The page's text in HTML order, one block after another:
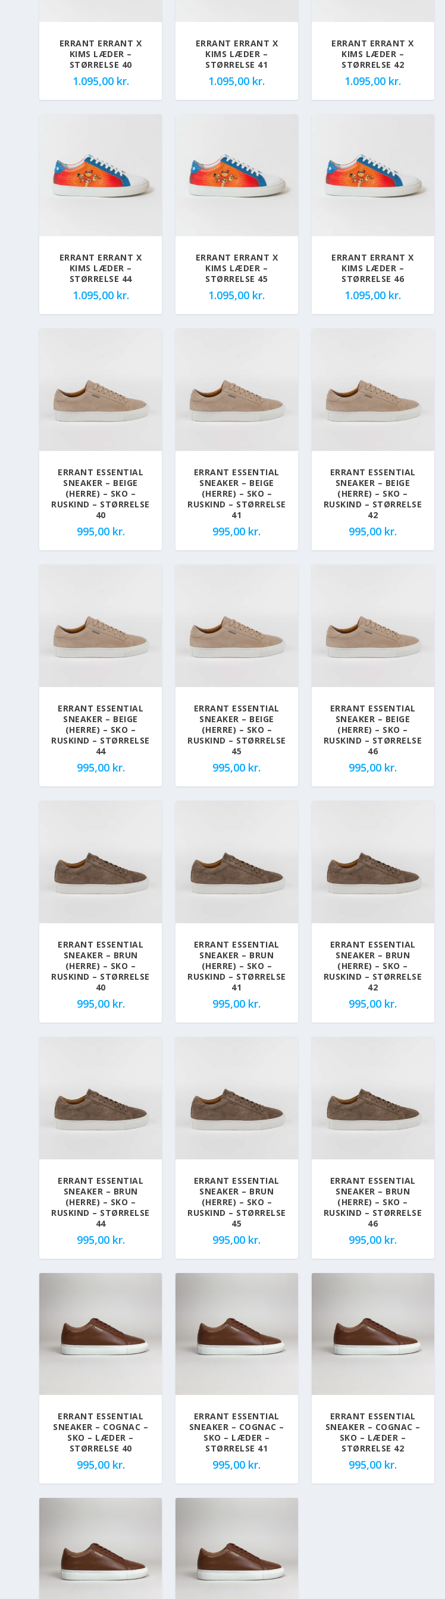
ERRANT ERRANT X
KIMS LÆDER –
STØRRELSE 40
1.095,00 kr.
ERRANT ERRANT X
KIMS LÆDER –
STØRRELSE 41
1.095,00 kr.
ERRANT ERRANT X
KIMS LÆDER –
STØRRELSE 42
1.095,00 kr.
ERRANT ERRANT X
KIMS LÆDER –
STØRRELSE 44
1.095,00 kr.
ERRANT ERRANT X
KIMS LÆDER –
STØRRELSE 45
1.095,00 kr.
ERRANT ERRANT X
KIMS LÆDER –
STØRRELSE 46
1.095,00 kr.
ERRANT ESSENTIAL
SNEAKER – BEIGE
(HERRE) – SKO –
RUSKIND – STØRRELSE
40
995,00 kr.
ERRANT ESSENTIAL
SNEAKER – BEIGE
(HERRE) – SKO –
RUSKIND – STØRRELSE
41
995,00 kr.
ERRANT ESSENTIAL
SNEAKER – BEIGE
(HERRE) – SKO –
RUSKIND – STØRRELSE
42
995,00 kr.
ERRANT ESSENTIAL
SNEAKER – BEIGE
(HERRE) – SKO –
RUSKIND – STØRRELSE
44
995,00 kr.
ERRANT ESSENTIAL
SNEAKER – BEIGE
(HERRE) – SKO –
RUSKIND – STØRRELSE
45
995,00 kr.
ERRANT ESSENTIAL
SNEAKER – BEIGE
(HERRE) – SKO –
RUSKIND – STØRRELSE
46
995,00 kr.
ERRANT ESSENTIAL
SNEAKER – BRUN
(HERRE) – SKO –
RUSKIND – STØRRELSE
40
995,00 kr.
ERRANT ESSENTIAL
SNEAKER – BRUN
(HERRE) – SKO –
RUSKIND – STØRRELSE
41
995,00 kr.
ERRANT ESSENTIAL
SNEAKER – BRUN
(HERRE) – SKO –
RUSKIND – STØRRELSE
42
995,00 kr.
ERRANT ESSENTIAL
SNEAKER – BRUN
(HERRE) – SKO –
RUSKIND – STØRRELSE
44
995,00 kr.
ERRANT ESSENTIAL
SNEAKER – BRUN
(HERRE) – SKO –
RUSKIND – STØRRELSE
45
995,00 kr.
ERRANT ESSENTIAL
SNEAKER – BRUN
(HERRE) – SKO –
RUSKIND – STØRRELSE
46
995,00 kr.
ERRANT ESSENTIAL
SNEAKER – COGNAC –
SKO – LÆDER –
STØRRELSE 40
995,00 kr.
ERRANT ESSENTIAL
SNEAKER – COGNAC –
SKO – LÆDER –
STØRRELSE 41
995,00 kr.
ERRANT ESSENTIAL
SNEAKER – COGNAC –
SKO – LÆDER –
STØRRELSE 42
995,00 kr.